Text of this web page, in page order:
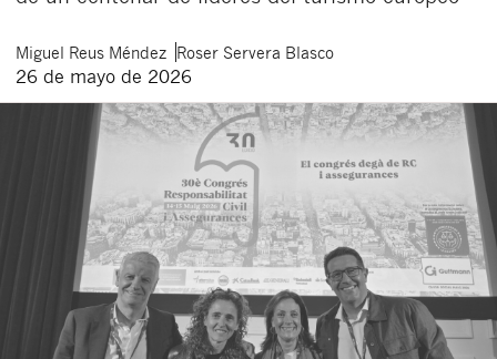
Miguel Reus Méndez Roser Servera Blasco
26 de mayo de 2026